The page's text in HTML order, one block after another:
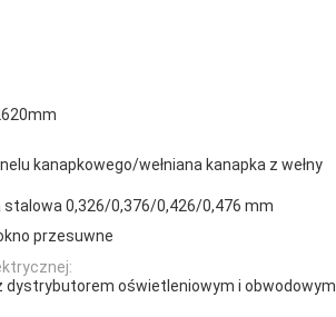
kanapkowego/wełniana kanapka z wełny
stalowa 0,326/0,376/0,426/0,476 mm
przesuwne
dystrybutorem oświetleniowym i obwodowym